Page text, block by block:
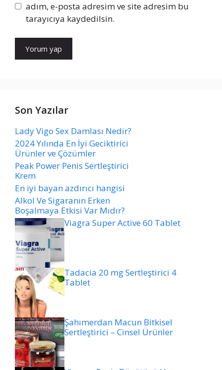
adım, e-posta adresim ve site adresim bu
tarayıcıya kaydedilsin.
Son Yazılar
Lady Vigo Sex Damlası Nedir?
2024 Yılında En İyi Geciktirici
Ürünler ve Çözümler
Peak Power Penis Sertleştirici
Krem
En iyi bayan azdırıcı hangisi
Alkol Ve Sigaranın Erken
Boşalmaya Etkisi Var Mıdır?
Viagra Super Active 60 Tablet
Tadacia 20 mg Sertleştirici 4
Tablet
Şahımerdan Macun Bitkisel
Sertleştirici – Cinsel Ürünler